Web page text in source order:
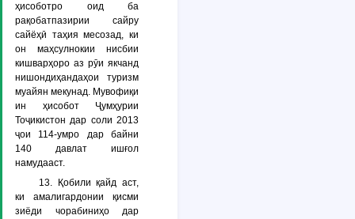
ҳисоботро оид ба
рақобатпазирии сайру
сайёҳӣ таҳия месозад, ки
он маҳсулнокии нисбии
кишварҳоро аз рӯи якчанд
нишондиҳандаҳои туризм
муайян мекунад. Мувофиқи
ин ҳисобот Ҷумҳурии
Тоҷикистон дар соли 2013
ҷои 114-умро дар байни
140 давлат ишғол
намудааст.
13. Қобили қайд аст,
ки амалигардонии қисми
зиёди чорабиниҳо дар